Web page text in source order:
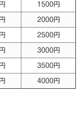
1500円
2000円
2500円
3000円
3500円
4000円